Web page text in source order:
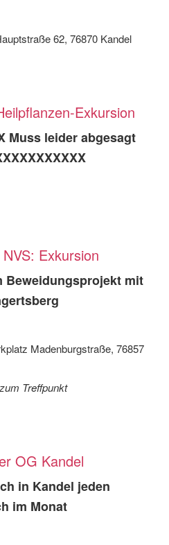
62, 76870 Kandel
Exkursion
Muss leider abgesagt
Exkursion
Beweidungsprojekt mit
Madenburgstraße, 76857
Treffpunkt
OG Kandel
in Kandel jeden
im Monat